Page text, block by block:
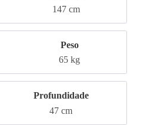
147 cm
Peso
65 kg
Profundidade
47 cm